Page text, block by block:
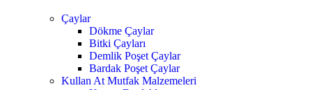
Çaylar
Dökme Çaylar
Bitki Çayları
Demlik Poşet Çaylar
Bardak Poşet Çaylar
Kullan At Mutfak Malzemeleri